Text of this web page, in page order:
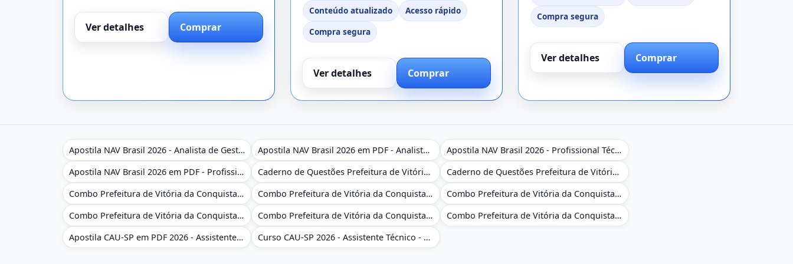
Ver detalhes Comprar
Conteúdo atualizado
Acesso rápido
Compra segura
Ver detalhes Comprar
Compra segura
Ver detalhes Comprar
Apostila NAV Brasil 2026 - Analista de Gestão Apostila NAV Brasil 2026 em PDF - Analista de Gestão
Apostila NAV Brasil 2026 - Profissional Técnico de Navegação Aérea - Operador de Torre de Controle
Apostila NAV Brasil 2026 em PDF - Profissional Técnico de Navegação Aérea - Operador de Torre de Controle
Caderno de Questões Prefeitura de Vitória da Conquista - BA - Conhecimentos Gerais - 450 Questões Gabaritadas
Caderno de Questões Prefeitura de Vitória da Conquista em PDF - BA - Conhecimentos Gerais - 450 Questões Gabaritadas
Combo Prefeitura de Vitória da Conquista - BA 2026 - Monitor Escolar (Educação Infantil e Cobertura das AC'S)
Combo Prefeitura de Vitória da Conquista - BA 2026 - Monitor Escolar (Educação Infantil e Cobertura das AC'S)
Combo Prefeitura de Vitória da Conquista - BA 2026 - Monitor Escolar (Suporte às Crianças com Deficiência)
Combo Prefeitura de Vitória da Conquista - BA 2026 - Monitor Escolar (Suporte às Crianças com Deficiência)
Combo Prefeitura de Vitória da Conquista - BA 2026 - Pedagogo - Zona Urbana e/ou Rural
Combo Prefeitura de Vitória da Conquista - BA 2026 - Pedagogo - Zona Urbana e/ou Rural
Apostila CAU-SP em PDF 2026 - Assistente Técnico - Administrativo
Curso CAU-SP 2026 - Assistente Técnico - Administrativo e Administrativo Regional